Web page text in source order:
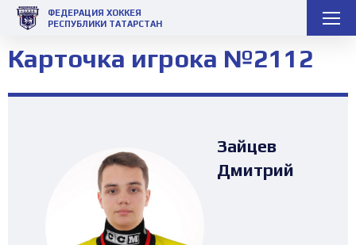
ФЕДЕРАЦИЯ ХОККЕЯ
РЕСПУБЛИКИ ТАТАРСТАН
Карточка игрока №2112
Зайцев
Дмитрий